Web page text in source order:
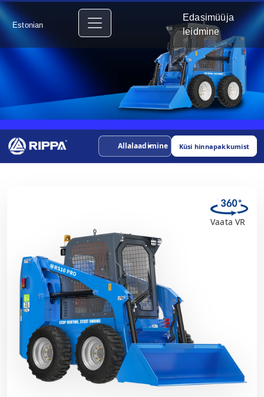
Estonian
Edasimüüja
leidmine
Allalaadimine Küsi hinnapakkumist
Vaata VR